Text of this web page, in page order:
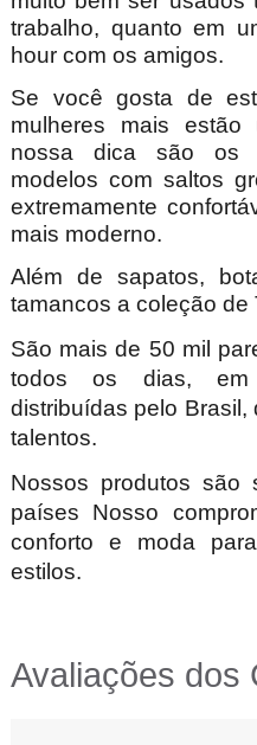
trabalho, quanto em
hour com os amigos.
Se você gosta de
mulheres mais
nossa dica são os
modelos com saltos
extremamente
mais moderno.
Além de sapatos,
tamancos a coleção
São mais de 50 mil
todos os dias, em
distribuídas pelo
talentos.
Nossos produtos
países Nosso
conforto e moda
estilos.
Avaliações dos